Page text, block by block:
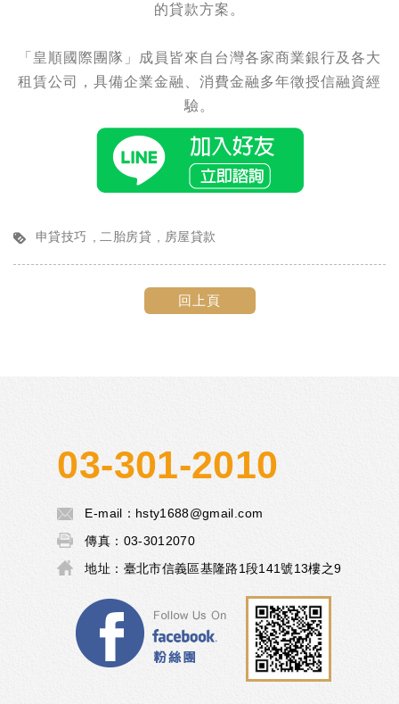
的貸款方案。
「皇順國際團隊」成員皆來自台灣各家商業銀行及各大
租賃公司，具備企業金融、消費金融多年徵授信融資經
驗。
申貸技巧 二胎房貸 房屋貸款
回上頁
03-301-2010
E-mail： hsty1688@gmail.com
傳真： 03-3012070
地址： 臺北市信義區基隆路1段141號13樓之9